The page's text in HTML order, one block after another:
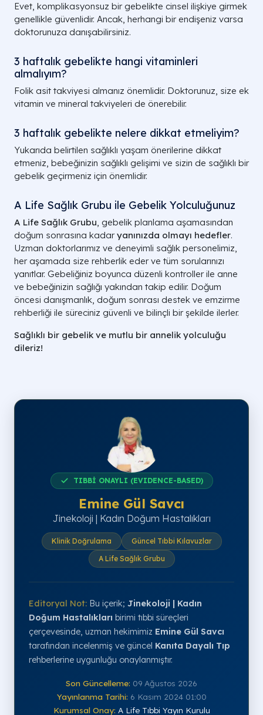
Evet, komplikasyonsuz bir gebelikte cinsel ilişkiye girmek
genellikle güvenlidir. Ancak, herhangi bir endişeniz varsa
doktorunuza danışabilirsiniz.
3 haftalık gebelikte hangi vitaminleri
almalıyım?
Folik asit takviyesi almanız önemlidir. Doktorunuz, size ek
vitamin ve mineral takviyeleri de önerebilir.
3 haftalık gebelikte nelere dikkat etmeliyim?
Yukarıda belirtilen sağlıklı yaşam önerilerine dikkat
etmeniz, bebeğinizin sağlıklı gelişimi ve sizin de sağlıklı bir
gebelik geçirmeniz için önemlidir.
A Life Sağlık Grubu ile Gebelik Yolculuğunuz
A Life Sağlık Grubu, gebelik planlama aşamasından
doğum sonrasına kadaryanınızda olmayı hedefler.
Uzman doktorlarımız ve deneyimli sağlık personelimiz,
her aşamada size rehberlik eder ve tüm sorularınızı
yanıtlar. Gebeliğiniz boyunca düzenli kontroller ile anne
ve bebeğinizin sağlığı yakından takip edilir. Doğum
öncesi danışmanlık, doğum sonrası destek ve emzirme
rehberliği ile süreciniz güvenli ve bilinçli bir şekilde ilerler.
Sağlıklı bir gebelik ve mutlu bir annelik yolculuğu
dileriz!
TIBBİ ONAYLI (EVIDENCE-BASED)
Emine Gül Savcı
Jinekoloji | Kadın Doğum Hastalıkları
Klinik Doğrulama
Güncel Tıbbi Kılavuzlar
A Life Sağlık Grubu
Editoryal Not: Bu içerik; Jinekoloji | Kadın
Doğum Hastalıkları birimi tıbbi süreçleri
çerçevesinde, uzman hekimimiz Emine Gül Savcı
tarafından incelenmiş ve güncel Kanıta Dayalı Tıp
rehberlerine uygunluğu onaylanmıştır.
Son Güncelleme: 09 Ağustos 2026
Yayınlanma Tarihi: 6 Kasım 2024 01:00
Kurumsal Onay: A Life Tıbbi Yayın Kurulu